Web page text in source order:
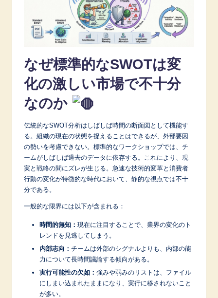
w
なぜ標準的なSWOTは変
化の激しい市場で不十分
なのか
伝統的なSWOT分析はしばしば時間の断面図として機能す
る。組織の現在の状態を捉えることはできるが、外部要因
の勢いを考慮できない。標準的なワークショップでは、チ
ームがしばしば過去のデータに依存する。これにより、現
実と戦略の間にズレが生じる。急速な技術的変革と消費者
行動の変化が特徴的な時代において、静的な視点では不十
分である。
一般的な限界には以下が含まれる：
時間的無知： 現在に注目することで、業界の変化のト
レンドを見逃してしまう。
内部志向： チームは外部のシグナルよりも、内部の能
力について長時間議論する傾向がある。
実行可能性の欠如： 強みや弱みのリストは、ファイル
にしまい込まれたままになり、実行に移されないこと
が多い。